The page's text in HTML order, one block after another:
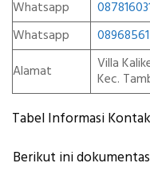
Whatsapp
Whatsapp
Alamat
Villa
Kec.
Tabel Informasi
Berikut ini